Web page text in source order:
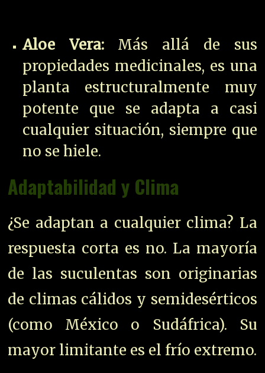
Aloe Vera:Más allá de sus
propiedades medicinales, es una
planta estructuralmente muy
potente que se adapta a casi
cualquier situación, siempre que
no se hiele.
Adaptabilidad y Clima
¿Se adaptan a cualquier clima? La
respuesta corta es no. La mayoría
de las suculentas son originarias
de climas cálidos y semidesérticos
(como México o Sudáfrica). Su
mayor limitante es el frío extremo.